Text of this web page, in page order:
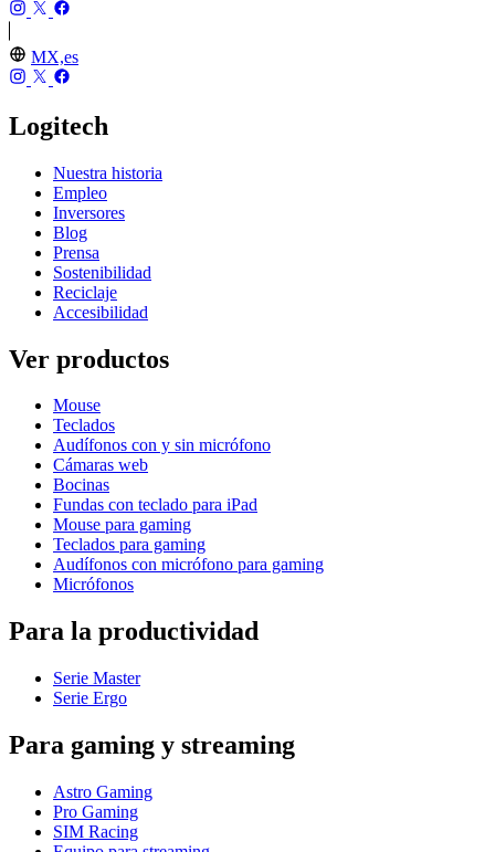
MX,es
Logitech
Nuestra historia
Empleo
Inversores
Blog
Prensa
Sostenibilidad
Reciclaje
Accesibilidad
Ver productos
Mouse
Teclados
Audífonos con y sin micrófono
Cámaras web
Bocinas
Fundas con teclado para iPad
Mouse para gaming
Teclados para gaming
Audífonos con micrófono para gaming
Micrófonos
Para la productividad
Serie Master
Serie Ergo
Para gaming y streaming
Astro Gaming
Pro Gaming
SIM Racing